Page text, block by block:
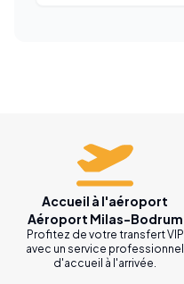
Accueil à l'aéroport
Aéroport Milas-Bodrum
Profitez de votre transfert VIP
avec un service professionnel
d'accueil à l'arrivée.